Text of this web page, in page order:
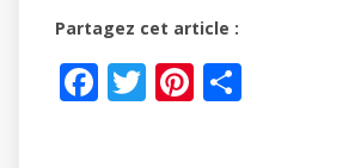
Partagez cet article :
F T Pi